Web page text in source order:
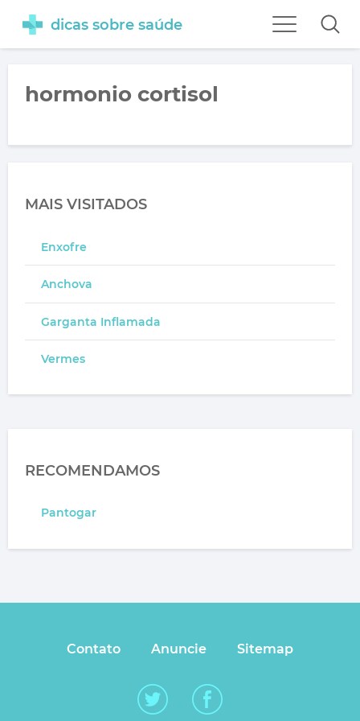
dicas sobre saúde
hormonio cortisol
MAIS VISITADOS
Enxofre
Anchova
Garganta Inflamada
Vermes
RECOMENDAMOS
Pantogar
Contato Anuncie Sitemap